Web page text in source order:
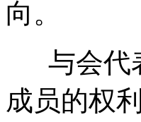
向。
与会代
成员的权